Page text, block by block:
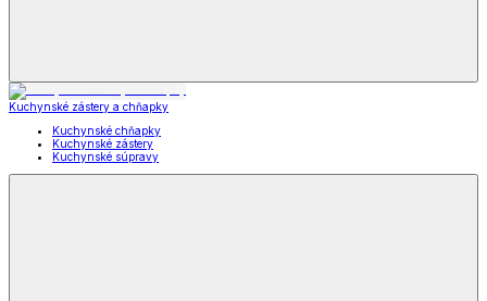
Kuchynské zástery a chňapky
Kuchynské chňapky
Kuchynské zástery
Kuchynské súpravy